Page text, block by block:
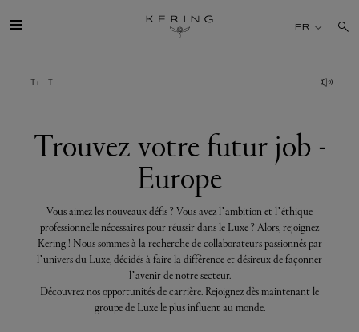
votre
futur
DÉV. DURABLE
FINANCE
PRESSE
FR
Trouvez votre futur job -
Europe
Vous aimez les nouveaux défis ? Vous avez l’ambition et l’éthique
professionnelle nécessaires pour réussir dans le Luxe ? Alors, rejoignez
Kering ! Nous sommes à la recherche de collaborateurs passionnés par
l’univers du Luxe, décidés à faire la différence et désireux de façonner
l’avenir de notre secteur.
Découvrez nos opportunités de carrière. Rejoignez dès maintenant le
groupe de Luxe le plus influent au monde.